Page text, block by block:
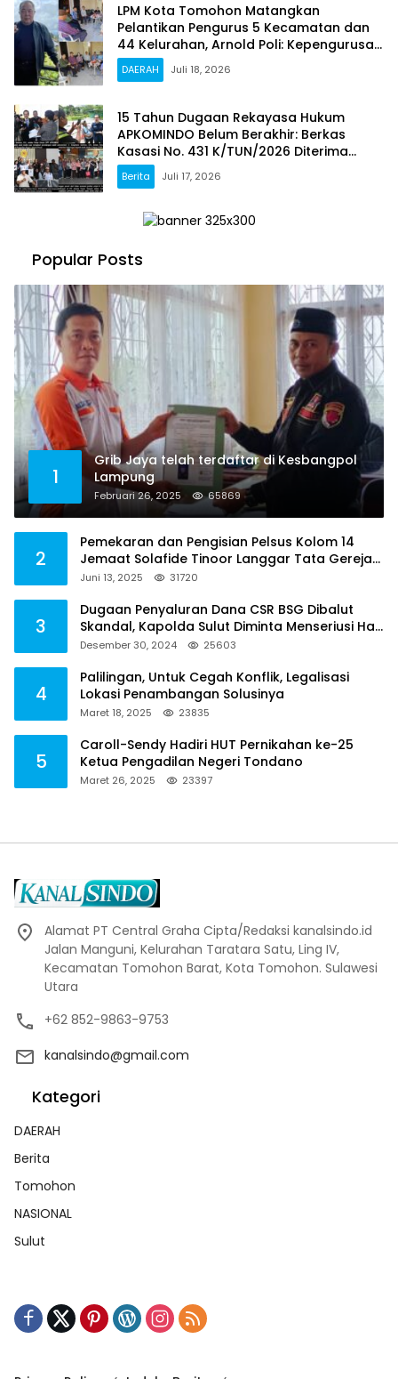
LPM Kota Tomohon Matangkan
Pelantikan Pengurus 5 Kecamatan dan
44 Kelurahan, Arnold Poli: Kepengurusan
Kami Sah dan Legal
DAERAH Juli 18, 2026
15 Tahun Dugaan Rekayasa Hukum
APKOMINDO Belum Berakhir: Berkas
Kasasi No. 431 K/TUN/2026 Diterima
Mahkamah Agung pada 6 Mei 2026
Berita Juli 17, 2026
Popular Posts
1
Grib Jaya telah terdaftar di Kesbangpol
Lampung
Februari 26, 2025 65869
2
Pemekaran dan Pengisian Pelsus Kolom 14
Jemaat Solafide Tinoor Langgar Tata Gereja
2021, Toreh : Ini Perbuatan Melawan Hukum
Juni 13, 2025 31720
3
Dugaan Penyaluran Dana CSR BSG Dibalut
Skandal, Kapolda Sulut Diminta Menseriusi Hal
ini
Desember 30, 2024 25603
4
Palilingan, Untuk Cegah Konflik, Legalisasi
Lokasi Penambangan Solusinya
Maret 18, 2025 23835
5
Caroll-Sendy Hadiri HUT Pernikahan ke-25
Ketua Pengadilan Negeri Tondano
Maret 26, 2025 23397
Alamat PT Central Graha Cipta/Redaksi kanalsindo.id
Jalan Manguni, Kelurahan Taratara Satu, Ling IV,
Kecamatan Tomohon Barat, Kota Tomohon. Sulawesi
Utara
+62 852-9863-9753
kanalsindo@gmail.com
Kategori
DAERAH
Berita
Tomohon
NASIONAL
Sulut